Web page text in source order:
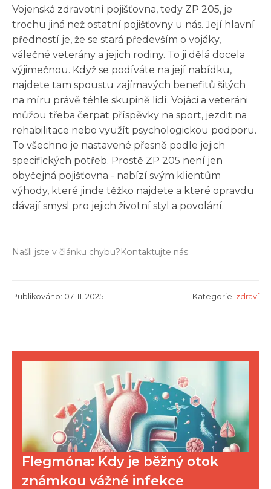
Vojenská zdravotní pojišťovna, tedy ZP 205, je
trochu jiná než ostatní pojišťovny u nás. Její hlavní
předností je, že se stará především o vojáky,
válečné veterány a jejich rodiny. To ji dělá docela
výjimečnou. Když se podíváte na její nabídku,
najdete tam spoustu zajímavých benefitů šitých
na míru právě téhle skupině lidí. Vojáci a veteráni
můžou třeba čerpat příspěvky na sport, jezdit na
rehabilitace nebo využít psychologickou podporu.
To všechno je nastavené přesně podle jejich
specifických potřeb. Prostě ZP 205 není jen
obyčejná pojišťovna - nabízí svým klientům
výhody, které jinde těžko najdete a které opravdu
dávají smysl pro jejich životní styl a povolání.
Našli jste v článku chybu?Kontaktujte nás
Publikováno: 07. 11. 2025 Kategorie: zdraví
Flegmóna: Kdy je běžný otok
známkou vážné infekce